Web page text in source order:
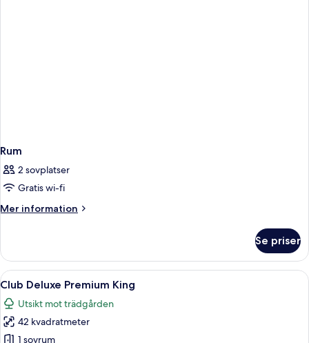
Rum
2 sovplatser
Gratis wi-fi
Mer information
Mer
Se priser
Öppna
alla
foton
för
Ett modernt hotellrum med en stor
5
Club Deluxe Premium King
Utsikt mot trädgården
42 kvadratmeter
1 sovrum